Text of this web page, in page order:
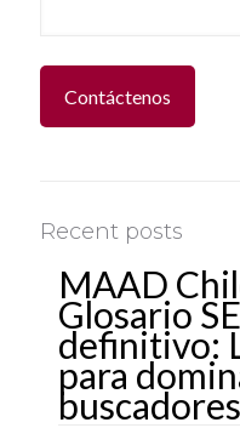
Recent posts
MAAD
Glosario
definitivo:
para
buscadores